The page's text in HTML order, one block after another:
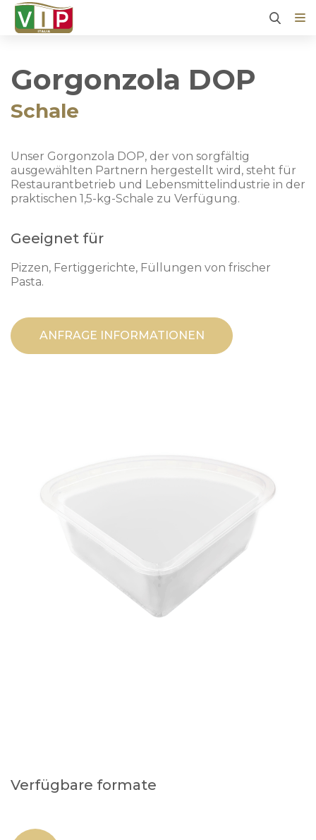
Gorgonzola DOP
Schale
Unser Gorgonzola DOP, der von sorgfältig
ausgewählten Partnern hergestellt wird, steht für
Restaurantbetrieb und Lebensmittelindustrie in der
praktischen 1,5-kg-Schale zu Verfügung.
Geeignet für
Pizzen, Fertiggerichte, Füllungen von frischer
Pasta.
ANFRAGE INFORMATIONEN
Verfügbare formate